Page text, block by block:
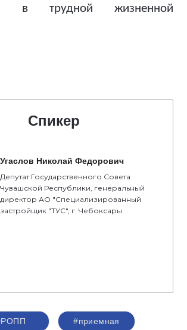
в трудной жизненной
Спикер
Угаслов Николай Федорович
Депутат Государственного Совета
Чувашской Республики, генеральный
директор АО "Специализированный
застройщик "ТУС", г. Чебоксары
#приемная